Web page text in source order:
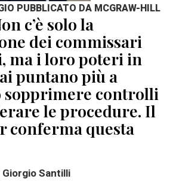
PUBBLICATO DA MCGRAW-HILL
c’è solo la
dei commissari
ma i loro poteri in
puntano più a
sopprimere controlli
le procedure. Il
conferma questa
Giorgio Santilli